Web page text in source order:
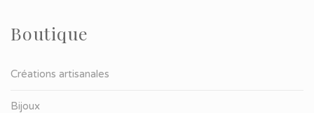
Boutique
Créations artisanales
Bijoux